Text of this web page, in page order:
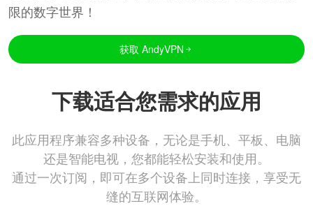
限的数字世界！
获取 AndyVPN
下载适合您需求的应用
此应用程序兼容多种设备，无论是手机、平板、电脑
还是智能电视，您都能轻松安装和使用。
通过一次订阅，即可在多个设备上同时连接，享受无
缝的互联网体验。